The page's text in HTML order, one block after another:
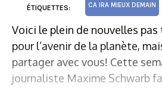
ÉTIQUETTES: CA IRA MIEUX DEMAIN
Voici le plein de nouvelles
pour l’avenir de la planète,
partager avec vous! Cette
journaliste Maxime Schwarb